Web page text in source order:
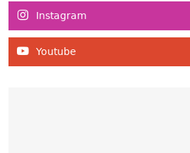
Instagram
Youtube